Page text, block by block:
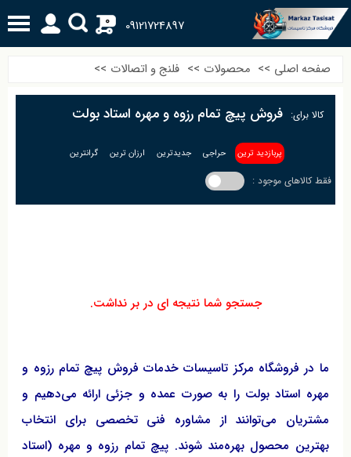
09121724897
0
صفحه اصلی >> محصولات >> فلنج و اتصالات >>
کالا برای: فروش پیچ تمام رزوه و مهره استاد بولت
پربازدید ترین حراجی جدیدترین ارزان ترین گرانترین
فقط کالاهای موجود :
جستجو شما نتیجه ای در بر نداشت.
ما در فروشگاه مرکز تاسیسات خدمات فروش پیچ تمام رزوه و
مهره استاد بولت را به صورت عمده و جزئی ارائه می‌دهیم و
مشتریان می‌توانند از مشاوره فنی تخصصی برای انتخاب
بهترین محصول بهره‌مند شوند. پیچ تمام رزوه و مهره (استاد